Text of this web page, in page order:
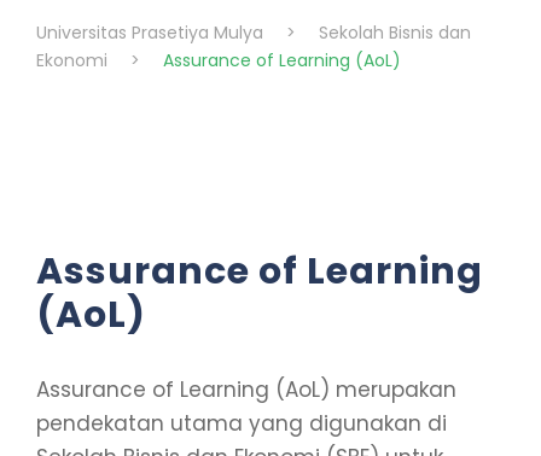
Universitas Prasetiya Mulya >
Sekolah Bisnis dan
Ekonomi
> Assurance of Learning (AoL)
Assurance of Learning
(AoL)
Assurance of Learning (AoL) merupakan
pendekatan utama yang digunakan di